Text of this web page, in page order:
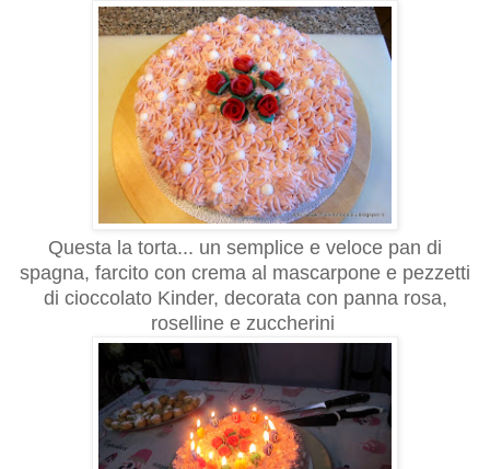
Questa la torta... un semplice e veloce pan di
spagna, farcito con crema al mascarpone e pezzetti
di cioccolato Kinder, decorata con panna rosa,
roselline e zuccherini